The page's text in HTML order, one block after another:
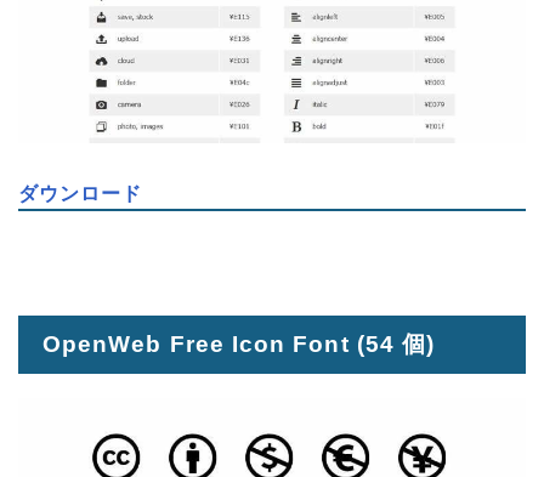
ダウンロード
OpenWeb Free Icon Font (54 個)